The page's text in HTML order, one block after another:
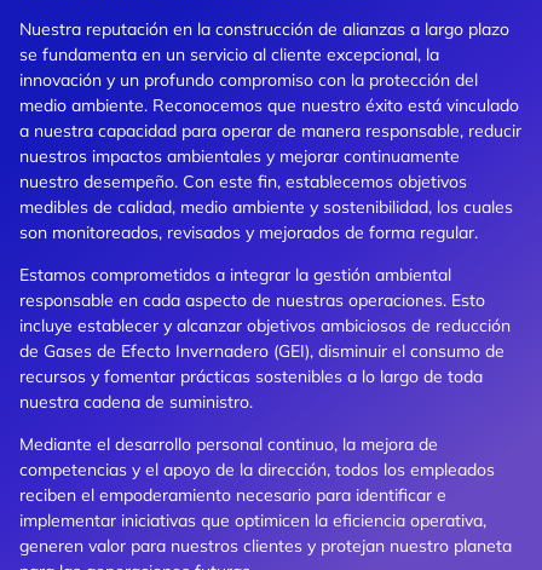
Nuestra reputación en la construcción de alianzas a largo plazo
se fundamenta en un servicio al cliente excepcional, la
innovación y un profundo compromiso con la protección del
medio ambiente. Reconocemos que nuestro éxito está vinculado
a nuestra capacidad para operar de manera responsable, reducir
nuestros impactos ambientales y mejorar continuamente
nuestro desempeño. Con este fin, establecemos objetivos
medibles de calidad, medio ambiente y sostenibilidad, los cuales
son monitoreados, revisados ​​y mejorados de forma regular.
Estamos comprometidos a integrar la gestión ambiental
responsable en cada aspecto de nuestras operaciones. Esto
incluye establecer y alcanzar objetivos ambiciosos de reducción
de Gases de Efecto Invernadero (GEI), disminuir el consumo de
recursos y fomentar prácticas sostenibles a lo largo de toda
nuestra cadena de suministro.
Mediante el desarrollo personal continuo, la mejora de
competencias y el apoyo de la dirección, todos los empleados
reciben el empoderamiento necesario para identificar e
implementar iniciativas que optimicen la eficiencia operativa,
generen valor para nuestros clientes y protejan nuestro planeta